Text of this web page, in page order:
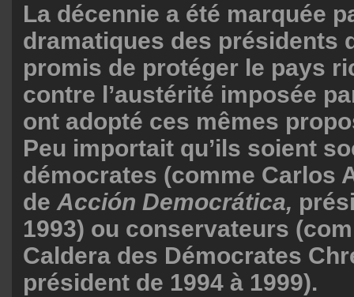
La décennie a été marquée
dramatiques des présidents
promis de protéger le pays
contre l’austérité imposée
ont adopté ces mêmes
Peu importait qu’ils soient
démocrates (comme Carlos
de Acción Democrática,
1993) ou conservateurs
Caldera des Démocrates
président de 1994 à 1999).